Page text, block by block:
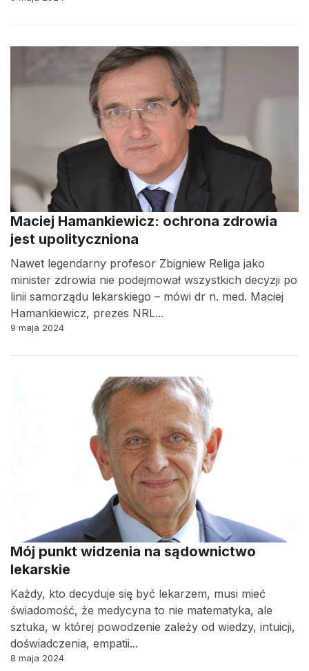
Maciej Hamankiewicz: ochrona zdrowia
jest upolityczniona
Nawet legendarny profesor Zbigniew Religa jako
minister zdrowia nie podejmował wszystkich decyzji po
linii samorządu lekarskiego – mówi dr n. med. Maciej
Hamankiewicz, prezes NRL...
9 maja 2024
Mój punkt widzenia na sądownictwo
lekarskie
Każdy, kto decyduje się być lekarzem, musi mieć
świadomość, że medycyna to nie matematyka, ale
sztuka, w której powodzenie zależy od wiedzy, intuicji,
doświadczenia, empatii...
8 maja 2024